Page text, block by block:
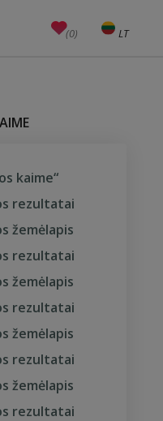
(0) LT
EN
kaime“
rezultatai
žemėlapis
rezultatai
žemėlapis
rezultatai
žemėlapis
rezultatai
žemėlapis
rezultatai